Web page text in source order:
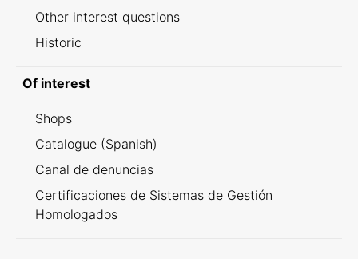
Other interest questions
Historic
Of interest
Shops
Catalogue (Spanish)
Canal de denuncias
Certificaciones de Sistemas de Gestión
Homologados